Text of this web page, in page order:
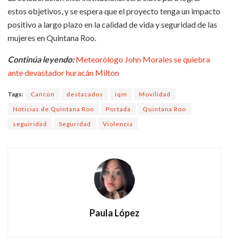
estos objetivos, y se espera que el proyecto tenga un impacto
positivo a largo plazo en la calidad de vida y seguridad de las
mujeres en Quintana Roo.
Continúa leyendo:Meteorólogo John Morales se quiebra
ante devastador huracán Milton
Tags: Cancún destacados iqm
Movilidad
Noticias de Quintana Roo
Portada
Quintana Roo
seguiridad
Seguridad Violencia
Paula López